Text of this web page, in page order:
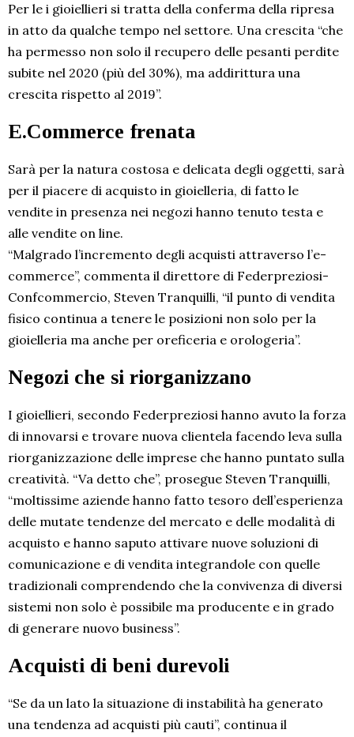
Per le i gioiellieri si tratta della conferma della ripresa
in atto da qualche tempo nel settore. Una crescita “che
ha permesso non solo il recupero delle pesanti perdite
subite nel 2020 (più del 30%), ma addirittura una
crescita rispetto al 2019”.
E.Commerce frenata
Sarà per la natura costosa e delicata degli oggetti, sarà
per il piacere di acquisto in gioielleria, di fatto le
vendite in presenza nei negozi hanno tenuto testa e
alle vendite on line.
“Malgrado l’incremento degli acquisti attraverso l’e-
commerce”, commenta il direttore di Federpreziosi-
Confcommercio, Steven Tranquilli, “il punto di vendita
fisico continua a tenere le posizioni non solo per la
gioielleria ma anche per oreficeria e orologeria”.
Negozi che si riorganizzano
I gioiellieri, secondo Federpreziosi hanno avuto la forza
di innovarsi e trovare nuova clientela facendo leva sulla
riorganizzazione delle imprese che hanno puntato sulla
creatività. “Va detto che”, prosegue Steven Tranquilli,
“moltissime aziende hanno fatto tesoro dell’esperienza
delle mutate tendenze del mercato e delle modalità di
acquisto e hanno saputo attivare nuove soluzioni di
comunicazione e di vendita integrandole con quelle
tradizionali comprendendo che la convivenza di diversi
sistemi non solo è possibile ma producente e in grado
di generare nuovo business”.
Acquisti di beni durevoli
“Se da un lato la situazione di instabilità ha generato
una tendenza ad acquisti più cauti”, continua il